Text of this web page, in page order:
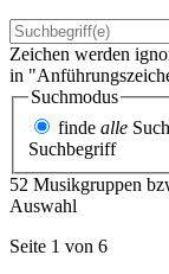
Zeichen werden
in
Suchmodus
finde alle
Suchbegriff
52 Musikgruppen
Auswahl
Seite 1 von 6